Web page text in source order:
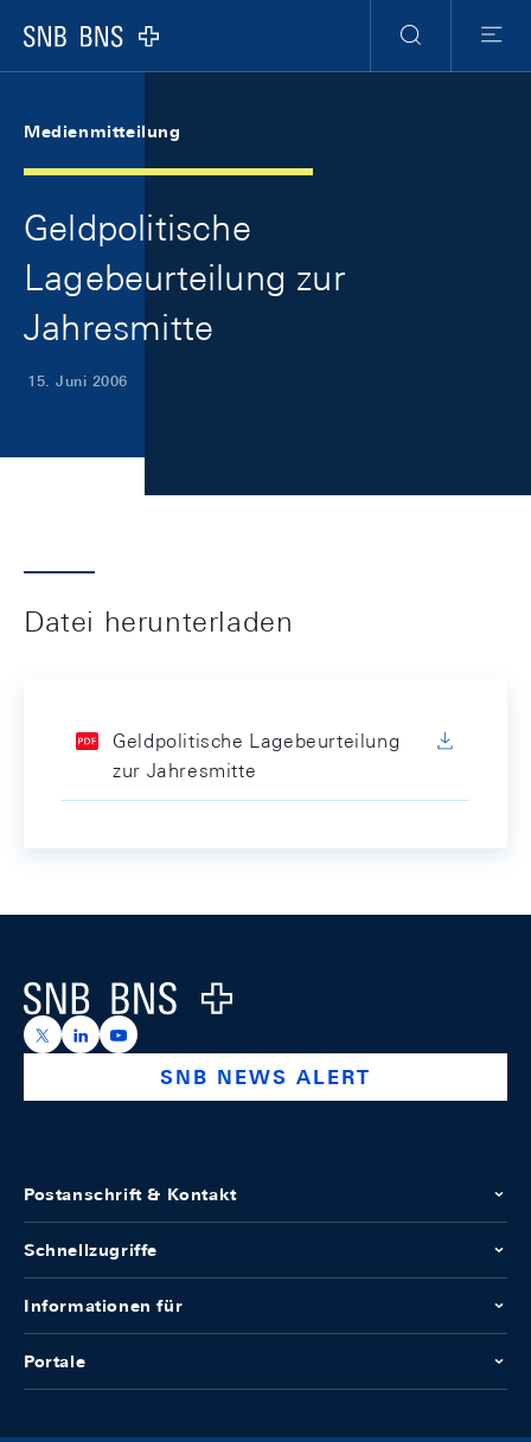
Logo
Suche
Menu
Medienmitteilung
Geldpolitische
Lagebeurteilung zur
Jahresmitte
15. Juni 2006
Datei herunterladen
Geldpolitische Lagebeurteilung
zur Jahresmitte
Logo
https://x.com/snb_bns
https://ch.linkedin.com/company/swiss-national-
https://www.youtube.com/@swissnationalbank
SNB NEWS ALERT
Postanschrift & Kontakt
Schnellzugriffe
Informationen für
Portale